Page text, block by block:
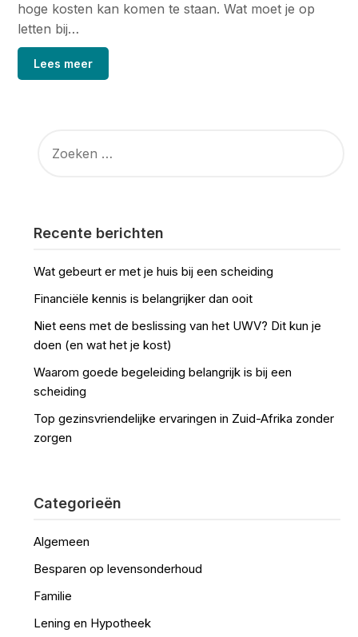
hoge kosten kan komen te staan. Wat moet je op
letten bij…
Lees meer
NAAR:
Recente berichten
Wat gebeurt er met je huis bij een scheiding
Financiële kennis is belangrijker dan ooit
Niet eens met de beslissing van het UWV? Dit kun je
doen (en wat het je kost)
Waarom goede begeleiding belangrijk is bij een
scheiding
Top gezinsvriendelijke ervaringen in Zuid-Afrika zonder
zorgen
Categorieën
Algemeen
Besparen op levensonderhoud
Familie
Lening en Hypotheek